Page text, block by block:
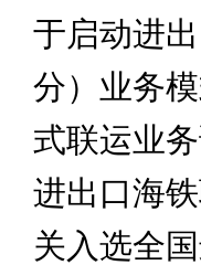
于启动进
分）业务
式联运业
进出口海
关入选全